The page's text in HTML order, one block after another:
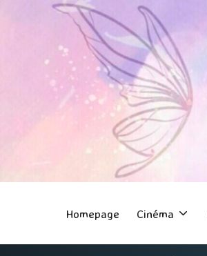
Homepage Cinéma